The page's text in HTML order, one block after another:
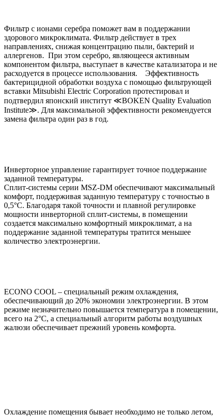
Фильтр с ионами серебра поможет вам в поддержании
здорового микроклимата. Фильтр действует в трех
направлениях, снижая концентрацию пыли, бактерий и
аллергенов. При этом серебро, являющееся активным
компонентом фильтра, выступает в качестве катализатора и не
расходуется в процессе использования. Эффективность
бактерицидной обработки воздуха с помощью фильтрующей
вставки Mitsubishi Electric Corporation протестировал и
подтвердил японский институт ≪BOKEN Quality Evaluation
Institute≫. Для максимальной эффективности рекомендуется
замена фильтра один раз в год.
Инверторное управление гарантирует точное поддержание
заданной температуры.
Сплит-системы серии MSZ-DM обеспечивают максимальный
комфорт, поддерживая заданную температуру с точностью в
0,5°C. Благодаря такой точности и плавной регулировке
мощности инверторной сплит-системы, в помещении
создается максимально комфортный микроклимат, а на
поддержание заданной температуры тратится меньшее
количество электроэнергии.
ECONO COOL – специальный режим охлаждения,
обеспечивающий до 20% экономии электроэнергии. В этом
режиме незначительно повышается температура в помещении,
всего на 2°С, а специальный алгоритм работы воздушных
жалюзи обеспечивает прежний уровень комфорта.
Охлаждение помещения бывает необходимо не только летом,